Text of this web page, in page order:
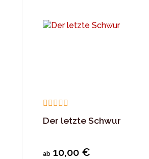
Der letzte Schwur
ab 10,00 €